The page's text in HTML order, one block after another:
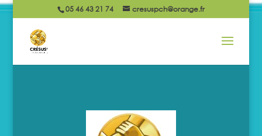
05 46 43 21 74 cresuspch@orange.fr